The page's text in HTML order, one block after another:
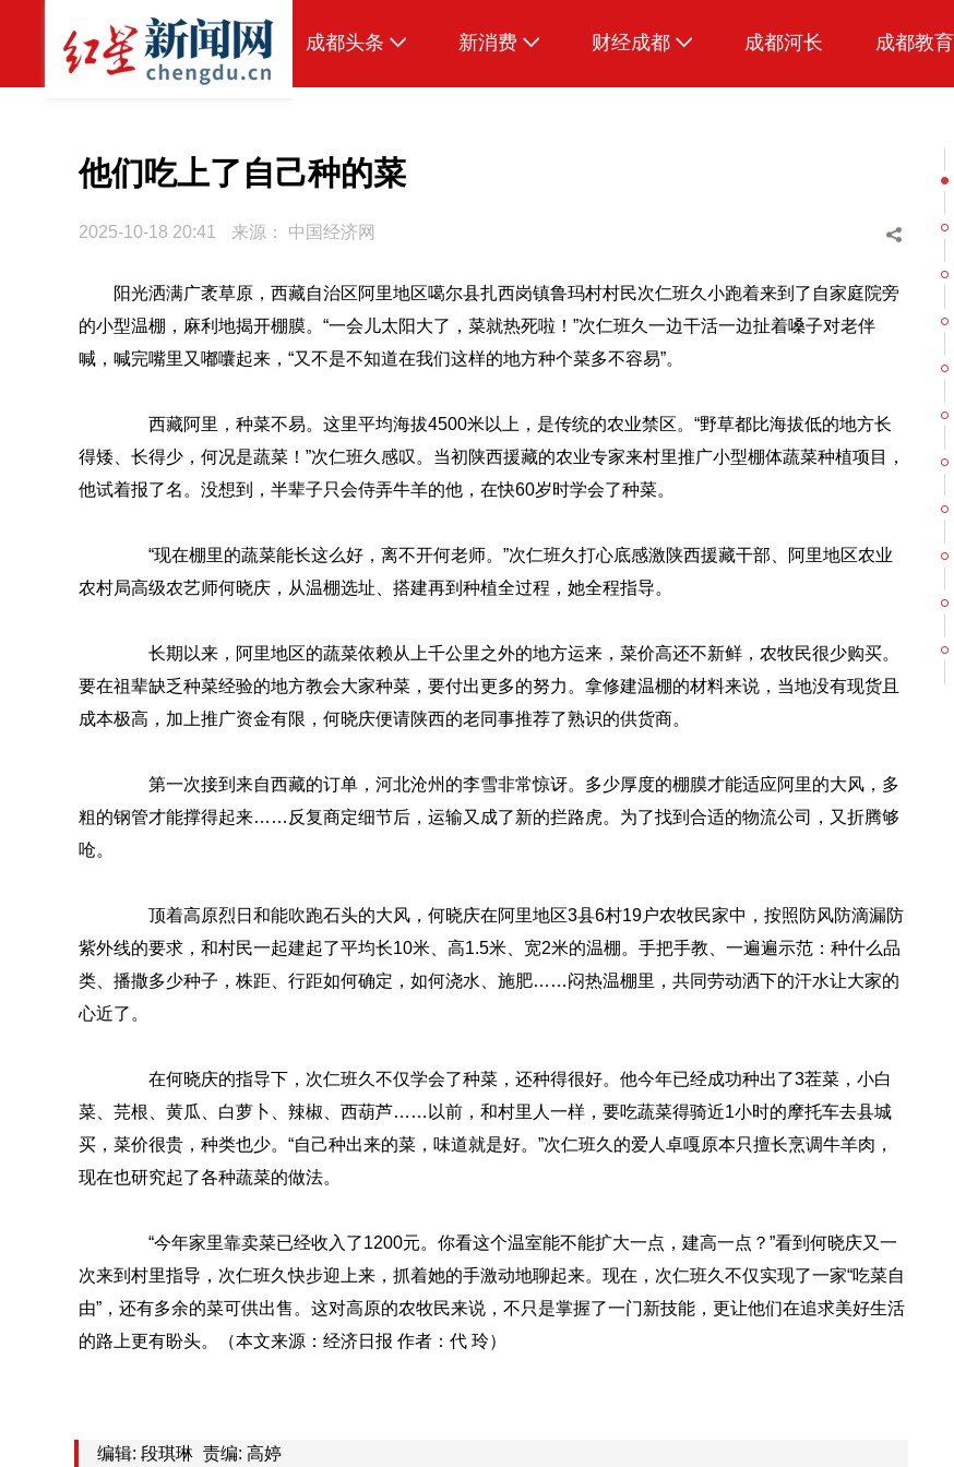
成都头条
本地
头条智造
公示
新消费 财经成都 成都河长 成都教育
他们吃上了自己种的菜
2025-10-18 20:41 来源： 中国经济网
阳光洒满广袤草原，西藏自治区阿里地区噶尔县扎西岗镇鲁玛村村民次仁班久小跑着来到了自家庭院旁
的小型温棚，麻利地揭开棚膜。“一会儿太阳大了，菜就热死啦！”次仁班久一边干活一边扯着嗓子对老伴
喊，喊完嘴里又嘟囔起来，“又不是不知道在我们这样的地方种个菜多不容易”。
西藏阿里，种菜不易。这里平均海拔4500米以上，是传统的农业禁区。“野草都比海拔低的地方长
得矮、长得少，何况是蔬菜！”次仁班久感叹。当初陕西援藏的农业专家来村里推广小型棚体蔬菜种植项目，
他试着报了名。没想到，半辈子只会侍弄牛羊的他，在快60岁时学会了种菜。
“现在棚里的蔬菜能长这么好，离不开何老师。”次仁班久打心底感激陕西援藏干部、阿里地区农业
农村局高级农艺师何晓庆，从温棚选址、搭建再到种植全过程，她全程指导。
长期以来，阿里地区的蔬菜依赖从上千公里之外的地方运来，菜价高还不新鲜，农牧民很少购买。
要在祖辈缺乏种菜经验的地方教会大家种菜，要付出更多的努力。拿修建温棚的材料来说，当地没有现货且
成本极高，加上推广资金有限，何晓庆便请陕西的老同事推荐了熟识的供货商。
第一次接到来自西藏的订单，河北沧州的李雪非常惊讶。多少厚度的棚膜才能适应阿里的大风，多
粗的钢管才能撑得起来……反复商定细节后，运输又成了新的拦路虎。为了找到合适的物流公司，又折腾够
呛。
顶着高原烈日和能吹跑石头的大风，何晓庆在阿里地区3县6村19户农牧民家中，按照防风防滴漏防
紫外线的要求，和村民一起建起了平均长10米、高1.5米、宽2米的温棚。手把手教、一遍遍示范：种什么品
类、播撒多少种子，株距、行距如何确定，如何浇水、施肥……闷热温棚里，共同劳动洒下的汗水让大家的
心近了。
在何晓庆的指导下，次仁班久不仅学会了种菜，还种得很好。他今年已经成功种出了3茬菜，小白
菜、芫根、黄瓜、白萝卜、辣椒、西葫芦……以前，和村里人一样，要吃蔬菜得骑近1小时的摩托车去县城
买，菜价很贵，种类也少。“自己种出来的菜，味道就是好。”次仁班久的爱人卓嘎原本只擅长烹调牛羊肉，
现在也研究起了各种蔬菜的做法。
“今年家里靠卖菜已经收入了1200元。你看这个温室能不能扩大一点，建高一点？”看到何晓庆又一
次来到村里指导，次仁班久快步迎上来，抓着她的手激动地聊起来。现在，次仁班久不仅实现了一家“吃菜自
由”，还有多余的菜可供出售。这对高原的农牧民来说，不只是掌握了一门新技能，更让他们在追求美好生活
的路上更有盼头。（本文来源：经济日报 作者：代 玲）
编辑: 段琪琳 责编: 高婷